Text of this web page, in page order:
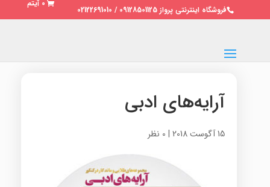
فروشگاه اینترنتی پرواز 09128501125 / 02122691010
0 آیتم
آرایه‌های ادبی
15 آگوست 2018 | 0 نظر